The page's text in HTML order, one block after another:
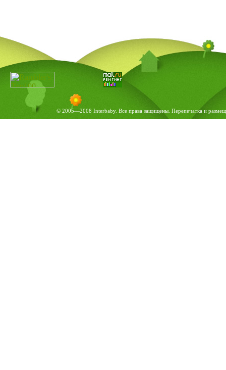
© 2005—2008 Interbaby. Все права защищены. Перепечатка и